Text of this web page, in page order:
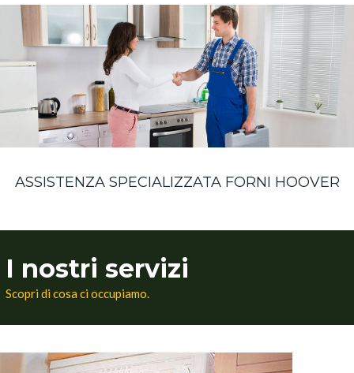
ASSISTENZA SPECIALIZZATA FORNI HOOVER
I nostri servizi
Scopri di cosa ci occupiamo.